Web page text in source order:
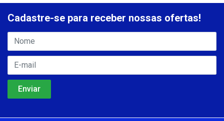
Cadastre-se para receber nossas ofertas!